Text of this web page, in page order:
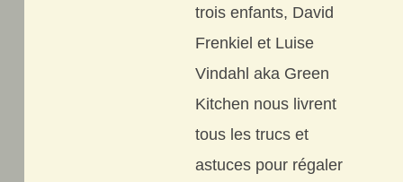
trois enfants, David
Frenkiel et Luise
Vindahl aka Green
Kitchen nous livrent
tous les trucs et
astuces pour régaler